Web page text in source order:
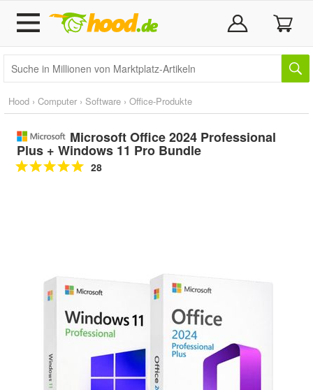
Hood › Computer › Software › Office-Produkte
Microsoft Office 2024 Professional
Plus + Windows 11 Pro Bundle
28